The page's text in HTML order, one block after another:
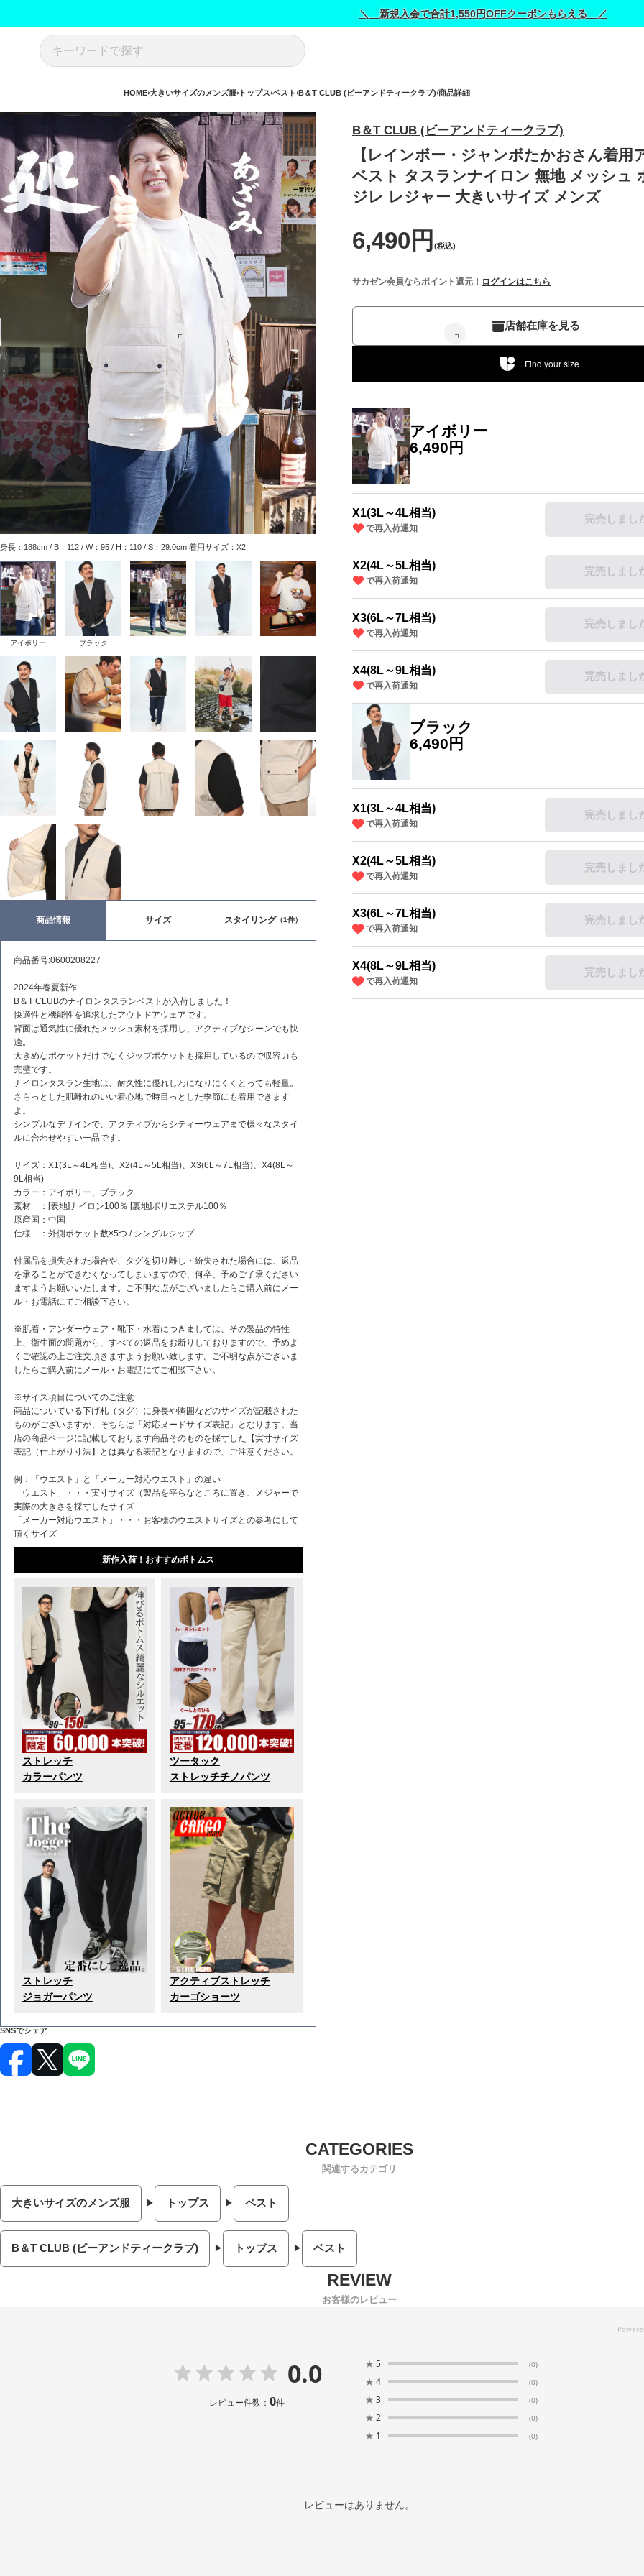
＼ 新規入会で合計1,550円OFFクーポンもらえる ／
HOME 大きいサイズのメンズ服 トップス ベスト B＆T CLUB (ビーアンドティークラブ) 商品詳細
B＆T CLUB (ビーアンドティークラブ)
【レインボー・ジャンボたかおさん着用
ベスト タスランナイロン 無地 メッシュ
ジレ レジャー 大きいサイズ メンズ
6,490円 (税込)
サカゼン会員ならポイント還元！ ログインはこちら
店舗在庫を見る
Find your size
アイボリー
6,490円
X1(3L～4L相当)
で再入荷通知
完売しまし
X2(4L～5L相当)
で再入荷通知
完売しまし
X3(6L～7L相当)
で再入荷通知
完売しまし
X4(8L～9L相当)
で再入荷通知
完売しまし
ブラック
6,490円
X1(3L～4L相当)
で再入荷通知
完売しまし
X2(4L～5L相当)
で再入荷通知
完売しまし
X3(6L～7L相当)
で再入荷通知
完売しまし
X4(8L～9L相当)
で再入荷通知
完売しまし
身長：188cm / B：112 / W：95 / H：110 / S：29.0cm 着用サイズ：X2
アイボリー ブラック
商品情報 サイズ スタイリング（1件）
商品番号:0600208227
2024年春夏新作
B＆T CLUBのナイロンタスランベストが入荷しました！
快適性と機能性を追求したアウトドアウェアです。
背面は通気性に優れたメッシュ素材を採用し、アクティブなシーンでも快
適。
大きめなポケットだけでなくジップポケットも採用しているので収容力も
完璧です。
ナイロンタスラン生地は、耐久性に優れしわになりにくくとっても軽量。
さらっとした肌離れのいい着心地で時目っとした季節にも着用できます
よ。
シンプルなデザインで、アクティブからシティーウェアまで様々なスタイ
ルに合わせやすい一品です。
サイズ：X1(3L～4L相当)、X2(4L～5L相当)、X3(6L～7L相当)、X4(8L～
9L相当)
カラー：アイボリー、ブラック
素材 ：[表地]ナイロン100％ [裏地]ポリエステル100％
原産国：中国
仕様 ：外側ポケット数×5つ / シングルジップ
付属品を損失された場合や、タグを切り離し・紛失された場合には、返品
を承ることができなくなってしまいますので、何卒、予めご了承ください
ますようお願いいたします。ご不明な点がございましたらご購入前にメー
ル・お電話にてご相談下さい。
※肌着・アンダーウェア・靴下・水着につきましては、その製品の特性
上、衛生面の問題から、すべての返品をお断りしておりますので、予めよ
くご確認の上ご注文頂きますようお願い致します。ご不明な点がございま
したらご購入前にメール・お電話にてご相談下さい。
※サイズ項目についてのご注意
商品についている下げ札（タグ）に身長や胸囲などのサイズが記載された
ものがございますが、そちらは「対応ヌードサイズ表記」となります。当
店の商品ページに記載しております商品そのものを採寸した【実寸サイズ
表記（仕上がり寸法】とは異なる表記となりますので、ご注意ください。
例：「ウエスト」と「メーカー対応ウエスト」の違い
「ウエスト」・・・実寸サイズ（製品を平らなところに置き、メジャーで
実際の大きさを採寸したサイズ
「メーカー対応ウエスト」・・・お客様のウエストサイズとの参考にして
頂くサイズ
新作入荷！おすすめボトムス
ストレッチ
カラーパンツ
ツータック
ストレッチチノパンツ
ストレッチ
ジョガーパンツ
アクティブストレッチ
カーゴショーツ
SNSでシェア
関連するカテゴリ
大きいサイズのメンズ服 トップス ベスト
B＆T CLUB (ビーアンドティークラブ) トップス ベスト
お客様のレビュー
0.0
レビュー件数： 0件
★ 5 (0)
★ 4 (0)
★ 3 (0)
★ 2 (0)
★ 1 (0)
レビューはありません。